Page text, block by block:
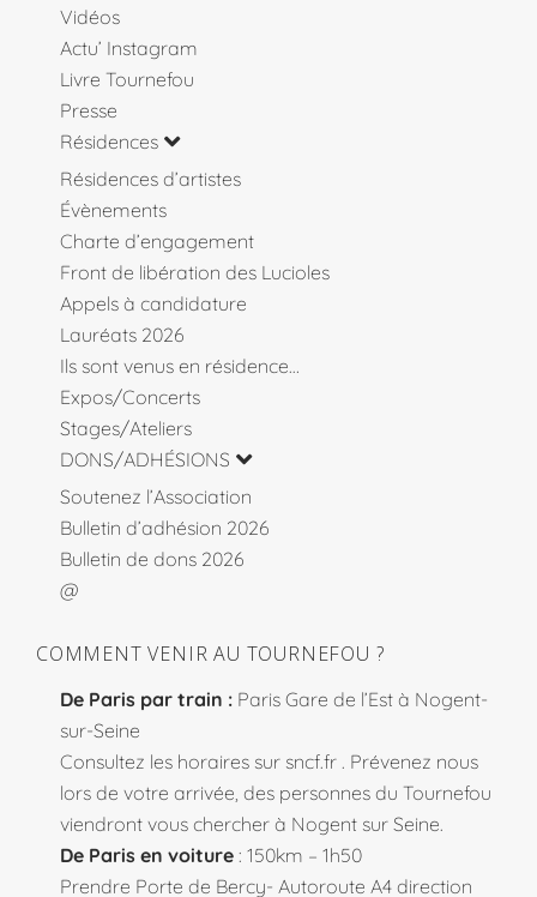
Vidéos
Actu’ Instagram
Livre Tournefou
Presse
Résidences
Résidences d’artistes
Évènements
Charte d’engagement
Front de libération des Lucioles
Appels à candidature
Lauréats 2026
Ils sont venus en résidence…
Expos/Concerts
Stages/Ateliers
DONS/ADHÉSIONS
Soutenez l’Association
Bulletin d’adhésion 2026
Bulletin de dons 2026
@
COMMENT VENIR AU TOURNEFOU ?
De Paris par train : Paris Gare de l’Est à Nogent-
sur-Seine
Consultez les horaires sur sncf.fr . Prévenez nous
lors de votre arrivée, des personnes du Tournefou
viendront vous chercher à Nogent sur Seine.
De Paris en voiture : 150km – 1h50
Prendre Porte de Bercy- Autoroute A4 direction